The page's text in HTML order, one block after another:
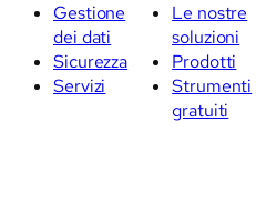
Gestione
dei dati
Sicurezza
Servizi
Le nostre
soluzioni
Prodotti
Strumenti
gratuiti